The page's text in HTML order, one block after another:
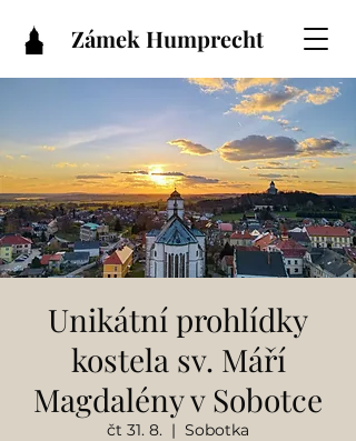
Zámek Humprecht
Unikátní prohlídky
kostela sv. Máří
Magdalény v Sobotce
čt 31. 8.
  |
Sobotka